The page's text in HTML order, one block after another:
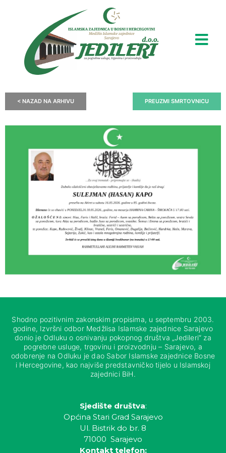
< NAZAD NA ARHIVU PREUZMI SMRTOVNICU
Shodno pozitivnim zakonskim propisima, u septembru 2003.
godine, Izvršni odbor Medžlisa Islamske zajednice Sarajevo
donio je Odluku o osnivanju pokopnog društva „Jedileri“ za
pogrebne usluge, trgovinu i proizvodnju – Sarajevo, a
odobrenje na Odluku je dao Sabor Islamske zajednice Bosne
i Hercegovine, kao najviše predstavničko tijelo u Islamskoj
zajednici BiH.
Sjedište društva:
Općina Stari Grad Sarajevo
Ul. Bistrik do br. 8
71000 Sarajevo
Kontakt telefon: